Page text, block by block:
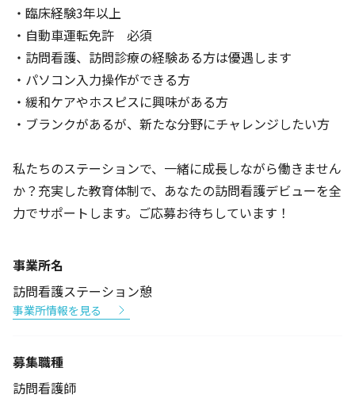
・臨床経験3年以上
・自動車運転免許 必須
・訪問看護、訪問診療の経験ある方は優遇します
・パソコン入力操作ができる方
・緩和ケアやホスピスに興味がある方
・ブランクがあるが、新たな分野にチャレンジしたい方
私たちのステーションで、一緒に成長しながら働きません
か？充実した教育体制で、あなたの訪問看護デビューを全
力でサポートします。ご応募お待ちしています！
事業所名
訪問看護ステーション憩
事業所情報を見る
募集職種
訪問看護師